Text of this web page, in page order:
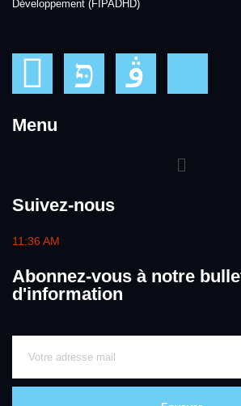
Développement (FIPADHD)
Menu
Suivez-nous
11:36 AM
Abonnez-vous à notre
d'information